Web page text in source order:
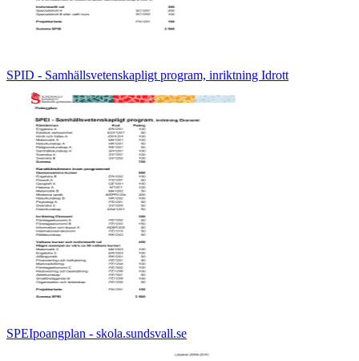
SPID - Samhällsvetenskapligt program, inriktning Idrott
SPEIpoangplan - skola.sundsvall.se